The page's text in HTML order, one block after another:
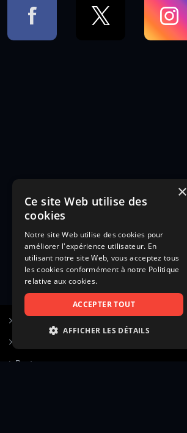
Poster une annonce
×
Ce site Web utilise des
cookies
Notre site Web utilise des cookies pour
améliorer l'expérience utilisateur. En
utilisant notre site Web, vous acceptez tous
les cookies conformément à notre Politique
relative aux cookies.
ACCEPTER TOUT
AFFICHER LES DÉTAILS